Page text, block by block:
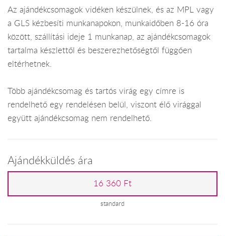
Az ajándékcsomagok vidéken készülnek, és az MPL vagy
a GLS kézbesíti munkanapokon, munkaidőben 8-16 óra
között, szállítási ideje 1 munkanap, az ajándékcsomagok
tartalma készlettől és beszerezhetőségtől függően
eltérhetnek.
Több ajándékcsomag és tartós virág egy címre is
rendelhető egy rendelésen belül, viszont élő virággal
együtt ajándékcsomag nem rendelhető.
Ajándékküldés ára
16 360 Ft
standard